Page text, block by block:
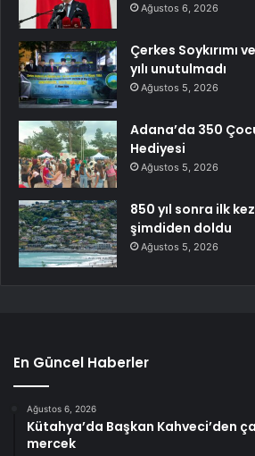
Ağustos 6, 2026
Çerkes Soykırımı
yılı unutulmadı
Ağustos 5, 2026
Adana’da 350
Hediyesi
Ağustos 5, 2026
850 yıl sonra ilk
şimdiden doldu
Ağustos 5, 2026
En Güncel Haberler
Ağustos 6, 2026
Kütahya’da Başkan Kahveci’den
mercek